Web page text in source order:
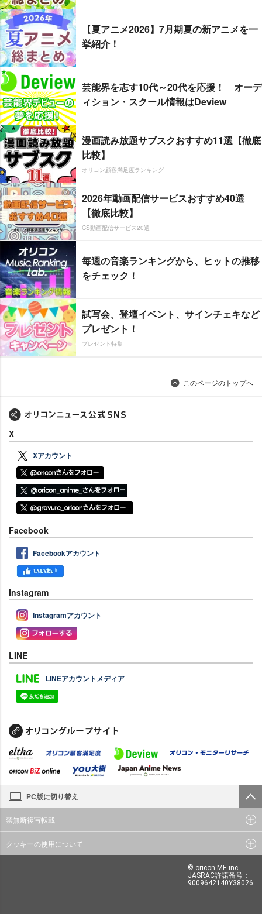
【夏アニメ2026】7月期夏の新アニメを一
挙紹介！
芸能界を志す10代～20代を応援！ オーデ
ィション・スクール情報はDeview
漫画読み放題サブスクおすすめ11選【徹底
比較】
オリコン顧客満足度ランキング
2026年動画配信サービスおすすめ40選
【徹底比較】
CS動画配信サービス20選
毎週の音楽ランキングから、ヒットの推移
をチェック！
試写会、登壇イベント、サインチェキなど
プレゼント！
プレゼント特集
このページのトップへ
X
Xアカウント
Facebook
Facebookアカウント
Instagram
Instagramアカウント
LINE
LINEアカウントメディア
PC版に切り替え
禁無断複写転載
クッキーの使用について
© oricon ME inc.
JASRAC許諾番号：
9009642140Y38026